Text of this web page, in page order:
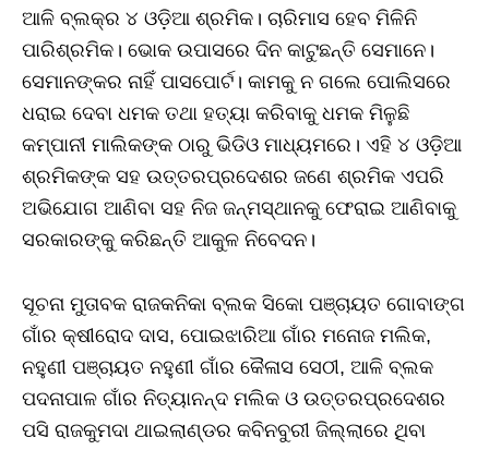
ଆଳି ବ୍ଲକ୍‌ର ୪ ଓଡ଼ିଆ ଶ୍ରମିକ। ଚାରିମାସ ହେବ ମିଳିନି
ପାରିଶ୍ରମିକ। ଭୋକ ଉପାସରେ ଦିନ କାଟୁଛନ୍ତି ସେମାନେ।
ସେମାନଙ୍କର ନାହିଁ ପାସପୋର୍ଟ। କାମକୁ ନ ଗଲେ ପୋଲିସରେ
ଧରାଇ ଦେବା ଧମକ ତଥା ହତ୍ୟା କରିବାକୁ ଧମକ ମିଳୁଛି
କମ୍ପାନୀ ମାଲିକଙ୍କ ଠାରୁ ଭିଡିଓ ମାଧ୍ୟମରେ। ଏହି ୪ ଓଡ଼ିଆ
ଶ୍ରମିକଙ୍କ ସହ ଉତ୍ତରପ୍ରଦେଶର ଜଣେ ଶ୍ରମିକ ଏପରି
ଅଭିଯୋଗ ଆଣିବା ସହ ନିଜ ଜନ୍ମସ୍ଥାନକୁ ଫେରାଇ ଆଣିବାକୁ
ସରକାରଙ୍କୁ କରିଛନ୍ତି ଆକୁଳ ନିବେଦନ।
ସୂଚନା ମୁତାବକ ରାଜକନିକା ବ୍ଲକ ସିକୋ ପଞ୍ଚାୟତ ଗୋବାଙ୍ଗ
ଗାଁର କ୍ଷୀରୋଦ ଦାସ, ପୋଇଝାରିଆ ଗାଁର ମନୋଜ ମଲିକ,
ନହୁଣୀ ପଞ୍ଚାୟତ ନହୁଣୀ ଗାଁର କୈଳାସ ସେଠୀ, ଆଳି ବ୍ଲକ
ପଦନାପାଳ ଗାଁର ନିତ୍ୟାନନ୍ଦ ମଲିକ ଓ ଉତ୍ତରପ୍ରଦେଶର
ପସି ରାଜକୁମଦା ଥାଇଲାଣ୍ଡର କବିନବୁରୀ ଜିଲ୍ଲାରେ ଥିବା